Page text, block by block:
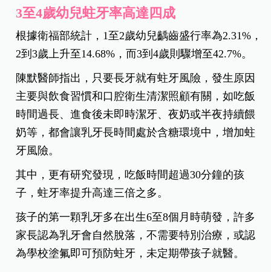
療，但最後仍不得不拔除4顆已無法補救的乳牙。
陳默醫師強調，學校塗氟雖有幫助，但無法取代完
整的牙科檢查與X光診斷，家長應該自孩子長牙後就
要定期帶至牙科門診檢查，千萬別等到蛀牙惡化才
就醫。
3至4歲幼兒蛀牙率高達四成
根據衛福部統計，1至2歲幼兒齲齒盛行率為2.31%，
2到3歲上升至14.68%，而3到4歲則驟增至42.7%。
陳默醫師指出，只要長牙就有蛀牙風險，發生原因
主要與飲食習慣和口腔衛生清潔照顧有關，如吃飯
時間過長、進食後未即時潔牙、夜奶或半夜持續餵